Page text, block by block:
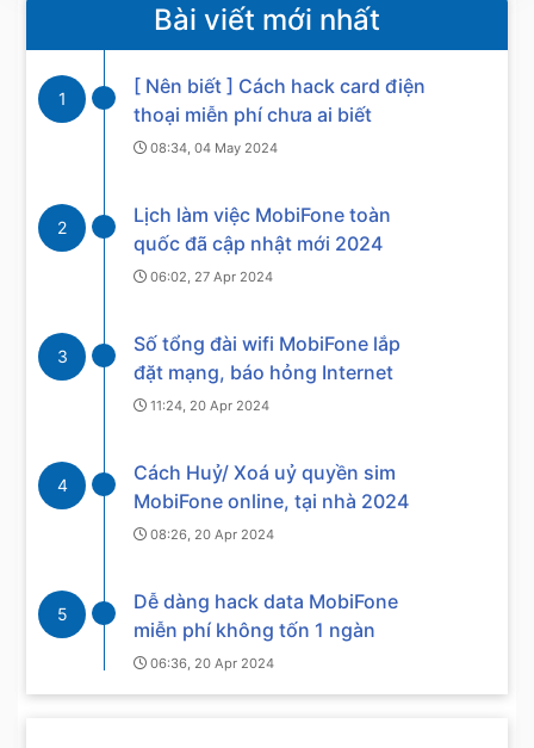
Bài viết mới nhất
1
[ Nên biết ] Cách hack card điện
thoại miễn phí chưa ai biết
08:34, 04 May 2024
2
Lịch làm việc MobiFone toàn
quốc đã cập nhật mới 2024
06:02, 27 Apr 2024
3
Số tổng đài wifi MobiFone lắp
đặt mạng, báo hỏng Internet
11:24, 20 Apr 2024
4
Cách Huỷ/ Xoá uỷ quyền sim
MobiFone online, tại nhà 2024
08:26, 20 Apr 2024
5
Dễ dàng hack data MobiFone
miễn phí không tốn 1 ngàn
06:36, 20 Apr 2024